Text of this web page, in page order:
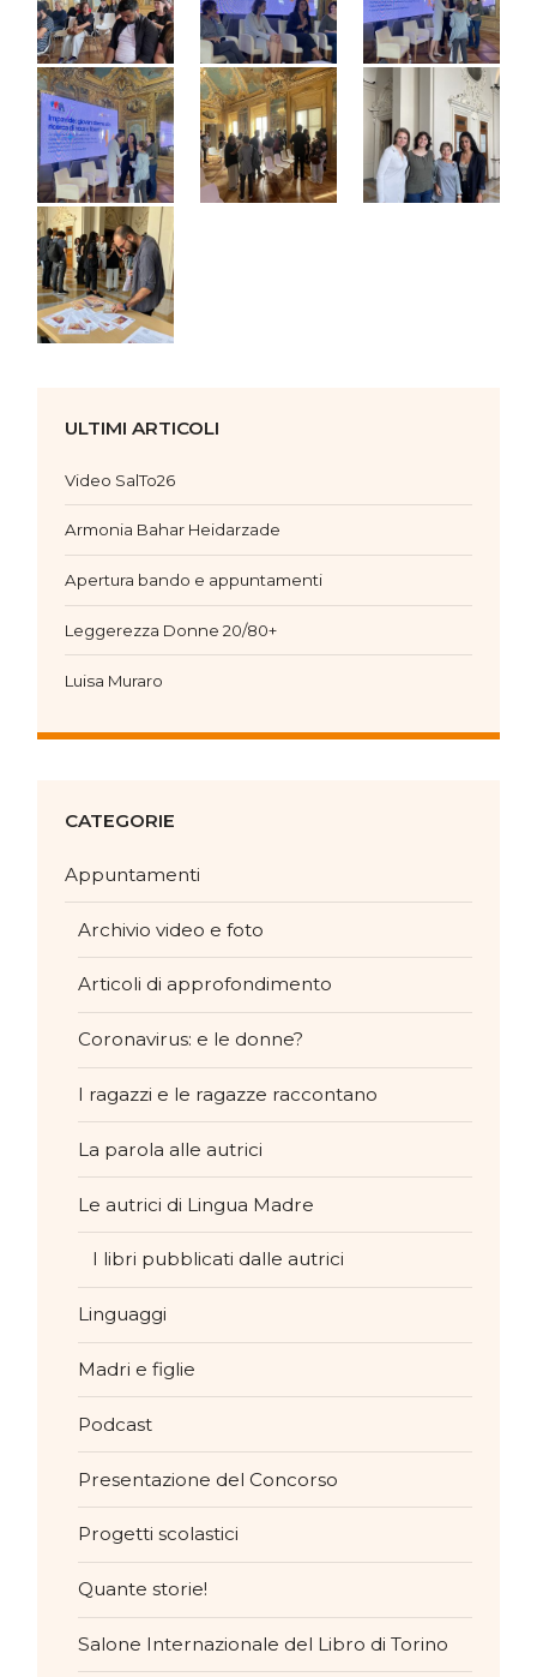
ULTIMI ARTICOLI
Video SalTo26
Armonia Bahar Heidarzade
Apertura bando e appuntamenti
Leggerezza Donne 20/80+
Luisa Muraro
CATEGORIE
Appuntamenti
Archivio video e foto
Articoli di approfondimento
Coronavirus: e le donne?
I ragazzi e le ragazze raccontano
La parola alle autrici
Le autrici di Lingua Madre
I libri pubblicati dalle autrici
Linguaggi
Madri e figlie
Podcast
Presentazione del Concorso
Progetti scolastici
Quante storie!
Salone Internazionale del Libro di Torino